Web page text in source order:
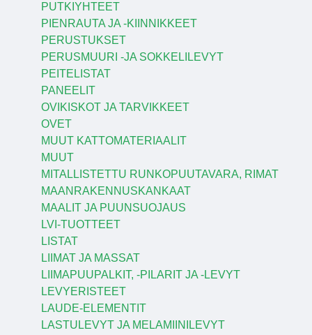
PUTKIYHTEET
PIENRAUTA JA -KIINNIKKEET
PERUSTUKSET
PERUSMUURI -JA SOKKELILEVYT
PEITELISTAT
PANEELIT
OVIKISKOT JA TARVIKKEET
OVET
MUUT KATTOMATERIAALIT
MUUT
MITALLISTETTU RUNKOPUUTAVARA, RIMAT
MAANRAKENNUSKANKAAT
MAALIT JA PUUNSUOJAUS
LVI-TUOTTEET
LISTAT
LIIMAT JA MASSAT
LIIMAPUUPALKIT, -PILARIT JA -LEVYT
LEVYERISTEET
LAUDE-ELEMENTIT
LASTULEVYT JA MELAMIINILEVYT